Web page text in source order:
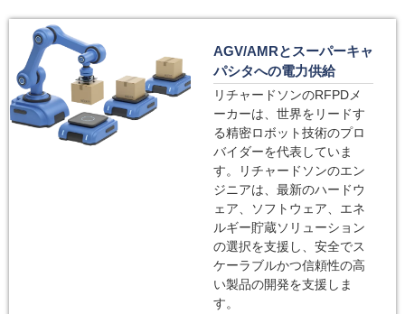
AGV/AMRとスーパーキャ
パシタへの電力供給
リチャードソンのRFPDメ
ーカーは、世界をリードす
る精密ロボット技術のプロ
バイダーを代表していま
す。リチャードソンのエン
ジニアは、最新のハードウ
ェア、ソフトウェア、エネ
ルギー貯蔵ソリューション
の選択を支援し、安全でス
ケーラブルかつ信頼性の高
い製品の開発を支援しま
す。